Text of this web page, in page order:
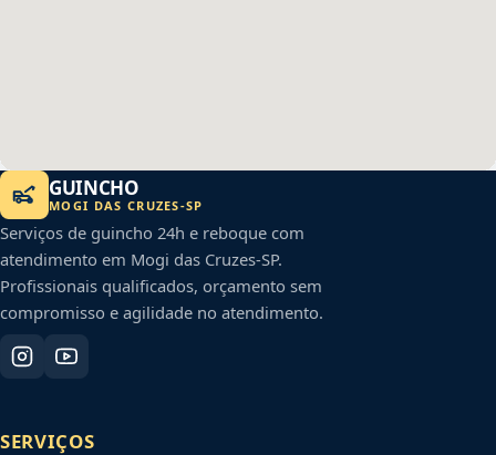
GUINCHO
MOGI DAS CRUZES-SP
Serviços de guincho 24h e reboque com
atendimento em Mogi das Cruzes-SP.
Profissionais qualificados, orçamento sem
compromisso e agilidade no atendimento.
SERVIÇOS